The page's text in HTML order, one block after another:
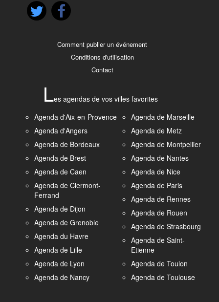
Comment publier un événement
Conditions d'utilisation
Contact
Les agendas de vos villes favorites
Agenda d'Aix-en-Provence
Agenda d'Angers
Agenda de Bordeaux
Agenda de Brest
Agenda de Caen
Agenda de Clermont-
Ferrand
Agenda de Dijon
Agenda de Grenoble
Agenda du Havre
Agenda de Lille
Agenda de Lyon
Agenda de Nancy
Agenda de Marseille
Agenda de Metz
Agenda de Montpellier
Agenda de Nantes
Agenda de Nice
Agenda de Paris
Agenda de Rennes
Agenda de Rouen
Agenda de Strasbourg
Agenda de Saint-
Etienne
Agenda de Toulon
Agenda de Toulouse